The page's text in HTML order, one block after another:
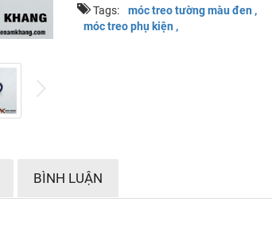
Tags: móc treo tường màu đen ,
móc treo phụ kiện ,
BÌNH LUẬN